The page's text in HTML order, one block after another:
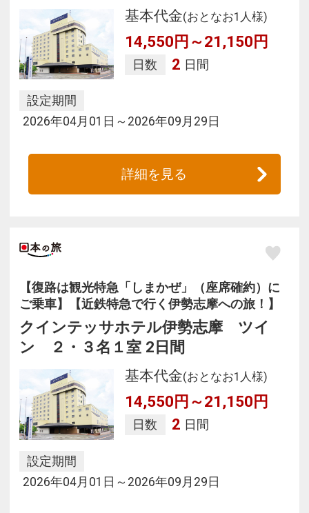
基本代金(おとなお1人様)
14,550円～21,150円
日数 2 日間
設定期間
2026年04月01日～2026年09月29日
詳細を見る
【復路は観光特急「しまかぜ」（座席確約）に
ご乗車】【近鉄特急で行く伊勢志摩への旅！】
クインテッサホテル伊勢志摩 ツイ
ン ２・３名１室 2日間
基本代金(おとなお1人様)
14,550円～21,150円
日数 2 日間
設定期間
2026年04月01日～2026年09月29日